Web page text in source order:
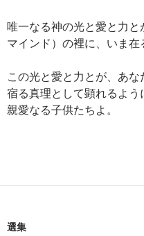
唯一なる神の光と愛と力
マインド）の裡に、いま在
この光と愛と力とが、あ
宿る真理として顕れるよ
親愛なる子供たちよ。
選集